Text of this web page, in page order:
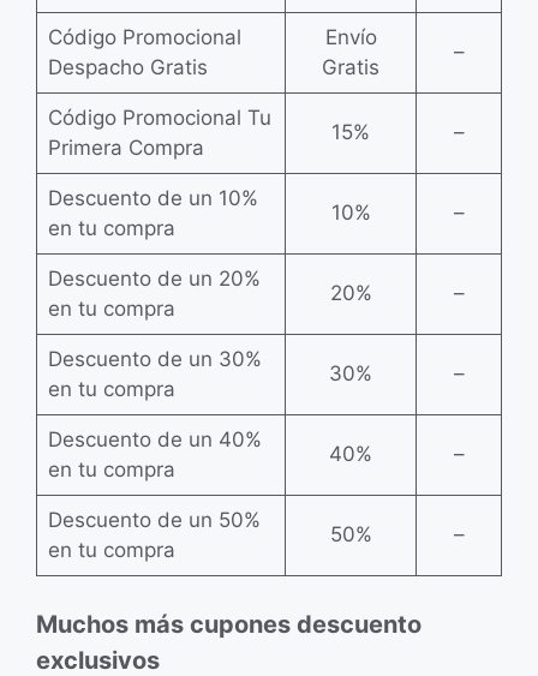
Código Promocional
Despacho Gratis
Envío
Gratis
–
Código Promocional Tu
Primera Compra
15% –
Descuento de un 10%
en tu compra
10% –
Descuento de un 20%
en tu compra
20% –
Descuento de un 30%
en tu compra
30% –
Descuento de un 40%
en tu compra
40% –
Descuento de un 50%
en tu compra
50% –
Muchos más cupones descuento
exclusivos